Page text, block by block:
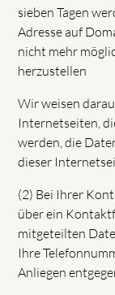
sieben Tagen
Adresse auf
nicht mehr
herzustellen
Wir weisen
Internetseiten,
werden, die
dieser
(2) Bei Ihrer
über ein
mitgeteilten
Ihre
Anliegen